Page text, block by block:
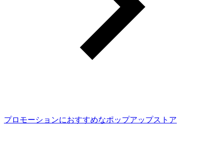
プロモーションにおすすめなポップアップストア